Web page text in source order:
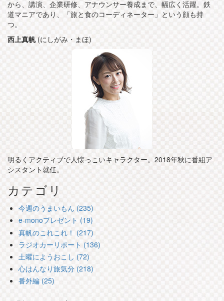
から、講演、企業研修、アナウンサー養成まで、幅広く活躍。鉄
道マニアであり、「旅と食のコーディネーター」という顔も持
つ。
西上真帆(にしがみ・まほ)
明るくアクティブで人懐っこいキャラクター。2018年秋に番組ア
シスタント就任。
カテゴリ
今週のうまいもん (235)
e-monoプレゼント (19)
真帆のこれこれ！ (217)
ラジオカーリポート (136)
土曜にようおこし (72)
心はんなり旅気分 (218)
番外編 (25)